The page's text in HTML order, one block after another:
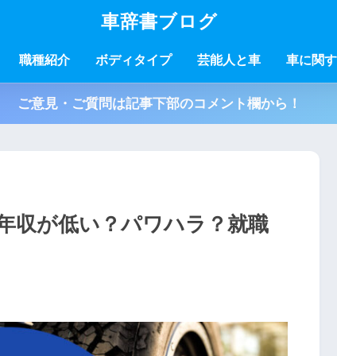
車辞書ブログ
職種紹介 ボディタイプ 芸能人と車 車に関
ご意見・ご質問は記事下部のコメント欄から！
収が低い？パワハラ？就職